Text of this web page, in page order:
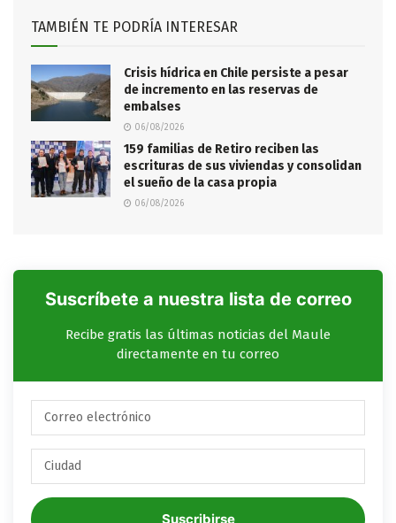
TAMBIÉN TE PODRÍA INTERESAR
Crisis hídrica en Chile persiste a pesar
de incremento en las reservas de
embalses
06/08/2026
159 familias de Retiro reciben las
escrituras de sus viviendas y consolidan
el sueño de la casa propia
06/08/2026
Suscríbete a nuestra lista de correo
Recibe gratis las últimas noticias del Maule
directamente en tu correo
Suscribirse